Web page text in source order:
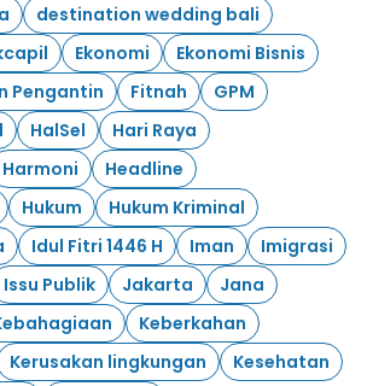
destination wedding bali
Ekonomi
Ekonomi Bisnis
Pengantin
Fitnah
GPM
HalSel
Hari Raya
Harmoni
Headline
Hukum
Hukum Kriminal
Idul Fitri 1446 H Iman
Imigrasi
Issu Publik Jakarta
Jana
Keberkahan
Kerusakan lingkungan
Kesehatan